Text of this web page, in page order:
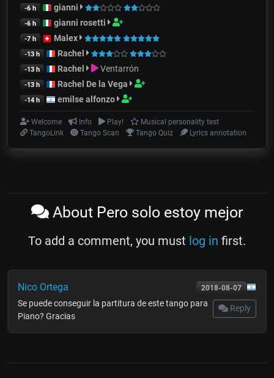
-6 h gianni
-6 h gianni rosetti
-7 h Malex
-13 h Rachel
-13 h Rachel Ventarrón
-13 h Rachel De la Vega
-14 h emilse alfonzo
Welcome Info Play!
Musical personality test
TangoLink
Tango Scan Tango Quiz Lyrics annotation
About Pero solo estoy mejor
To add a comment, you must log in first.
2018-08-07
Nico Ortega
Reply
Se puede conseguir la partitura de este tango para
Piano? Gracias